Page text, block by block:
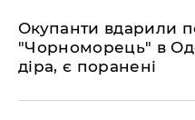
​Окупанти вдарили
"Чорноморець" в
діра, є поранені